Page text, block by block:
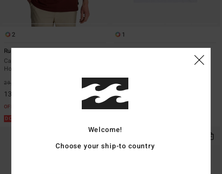
2
Runner Up
Camiseta de manga corta Rojo
Hombre
29,95 €
13,48 €
OFERTAS
DOBLE PROMO -25%
1
Moments A/DIV Og
Camiseta de manga corta Blanco
35,95 €
13,48 €
Welcome!
Choose your ship-to country